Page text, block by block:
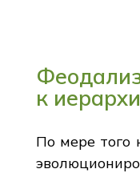
к
По мере того